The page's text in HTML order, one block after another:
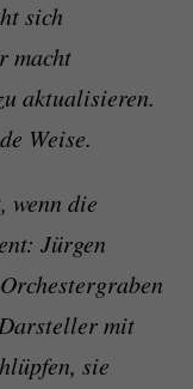
sich
macht
aktualisieren.
Weise.
wenn die
Jürgen
mit
sie